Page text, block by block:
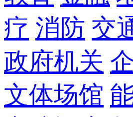
疗 消防 交
政府机关
文体场馆